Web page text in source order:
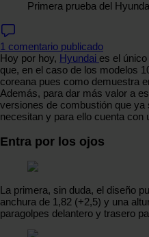
Primera prueba del
1 comentario publicado
Hoy por hoy, Hyundai es el
que, en el caso de los modelos
coreana pues como demuestra
Además, para dar más valor a
versiones de combustión que
necesitan y para ello cuenta con
Entra por los ojos
La primera, sin duda, el diseño
anchura de 1,82 (+2,5) y una
paragolpes delantero y trasero